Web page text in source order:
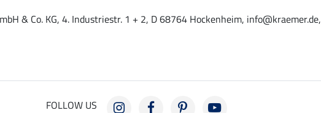
& Co. KG, 4. Industriestr. 1 + 2, D 68764 Hockenheim, info@kraemer.de,
FOLLOW US